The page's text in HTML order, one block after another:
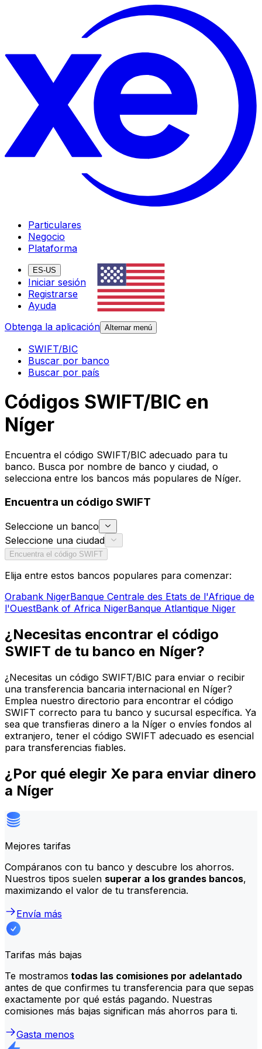
Particulares
Negocio
Plataforma
ES-US
Iniciar sesión
Registrarse
Ayuda
Obtenga la aplicación Alternar menú
SWIFT/BIC
Buscar por banco
Buscar por país
Códigos SWIFT/BIC en
Níger
Encuentra el código SWIFT/BIC adecuado para tu
banco. Busca por nombre de banco y ciudad, o
selecciona entre los bancos más populares de Níger.
Encuentra un código SWIFT
Seleccione un banco
Seleccione una ciudad
Encuentra el código SWIFT
Elija entre estos bancos populares para comenzar:
Orabank NigerBanque Centrale des Etats de l'Afrique de
l'OuestBank of Africa NigerBanque Atlantique Niger
¿Necesitas encontrar el código
SWIFT de tu banco en Níger?
¿Necesitas un código SWIFT/BIC para enviar o recibir
una transferencia bancaria internacional en Níger?
Emplea nuestro directorio para encontrar el código
SWIFT correcto para tu banco y sucursal específica. Ya
sea que transfieras dinero a la Níger o envíes fondos al
extranjero, tener el código SWIFT adecuado es esencial
para transferencias fiables.
¿Por qué elegir Xe para enviar dinero
a Níger
Mejores tarifas
Compáranos con tu banco y descubre los ahorros.
Nuestros tipos suelen superar a los grandes bancos,
maximizando el valor de tu transferencia.
Envía más
Tarifas más bajas
Te mostramos todas las comisiones por adelantado
antes de que confirmes tu transferencia para que sepas
exactamente por qué estás pagando. Nuestras
comisiones más bajas significan más ahorros para ti.
Gasta menos